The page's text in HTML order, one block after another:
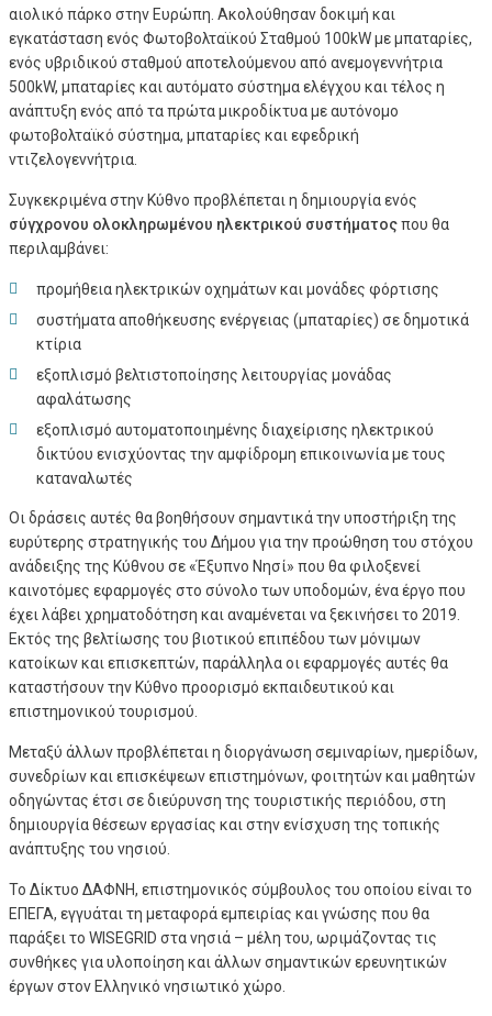
αιολικό πάρκο στην Ευρώπη. Ακολούθησαν δοκιμή και
εγκατάσταση ενός Φωτοβολταϊκού Σταθμού 100kW με μπαταρίες,
ενός υβριδικού σταθμού αποτελούμενου από ανεμογεννήτρια
500kW, μπαταρίες και αυτόματο σύστημα ελέγχου και τέλος η
ανάπτυξη ενός από τα πρώτα μικροδίκτυα με αυτόνομο
φωτοβολταϊκό σύστημα, μπαταρίες και εφεδρική
ντιζελογεννήτρια.
Συγκεκριμένα στην Κύθνο προβλέπεται η δημιουργία ενός
σύγχρονου ολοκληρωμένου ηλεκτρικού συστήματοςπου θα
περιλαμβάνει:
προμήθεια ηλεκτρικών οχημάτων και μονάδες φόρτισης
συστήματα αποθήκευσης ενέργειας (μπαταρίες) σε δημοτικά
κτίρια
εξοπλισμό βελτιστοποίησης λειτουργίας μονάδας
αφαλάτωσης
εξοπλισμό αυτοματοποιημένης διαχείρισης ηλεκτρικού
δικτύου ενισχύοντας την αμφίδρομη επικοινωνία με τους
καταναλωτές
Οι δράσεις αυτές θα βοηθήσουν σημαντικά την υποστήριξη της
ευρύτερης στρατηγικής του Δήμου για την προώθηση του στόχου
ανάδειξης της Κύθνου σε «Έξυπνο Νησί» που θα φιλοξενεί
καινοτόμες εφαρμογές στο σύνολο των υποδομών, ένα έργο που
έχει λάβει χρηματοδότηση και αναμένεται να ξεκινήσει το 2019.
Εκτός της βελτίωσης του βιοτικού επιπέδου των μόνιμων
κατοίκων και επισκεπτών, παράλληλα οι εφαρμογές αυτές θα
καταστήσουν την Κύθνο προορισμό εκπαιδευτικού και
επιστημονικού τουρισμού.
Μεταξύ άλλων προβλέπεται η διοργάνωση σεμιναρίων, ημερίδων,
συνεδρίων και επισκέψεων επιστημόνων, φοιτητών και μαθητών
οδηγώντας έτσι σε διεύρυνση της τουριστικής περιόδου, στη
δημιουργία θέσεων εργασίας και στην ενίσχυση της τοπικής
ανάπτυξης του νησιού.
Το Δίκτυο ΔΑΦΝΗ, επιστημονικός σύμβουλος του οποίου είναι το
ΕΠΕΓΑ, εγγυάται τη μεταφορά εμπειρίας και γνώσης που θα
παράξει το WISEGRID στα νησιά – μέλη του, ωριμάζοντας τις
συνθήκες για υλοποίηση και άλλων σημαντικών ερευνητικών
έργων στον Ελληνικό νησιωτικό χώρο.